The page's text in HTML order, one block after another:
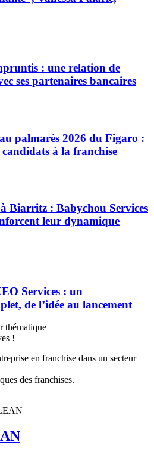
: une relation de
ses partenaires bancaires
palmarès 2026 du Figaro :
à la franchise
Biarritz : Babychou Services
leur dynamique
Services : un
de l’idée au lancement
thématique
!
en franchise dans un secteur
des franchises.